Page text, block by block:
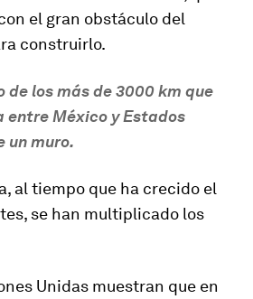
el gran obstáculo del
construirlo.
de los más de 3000 km que
entre México y Estados
un muro.
, al tiempo que ha crecido el
se han multiplicado los
Unidas muestran que en